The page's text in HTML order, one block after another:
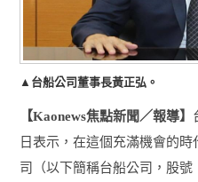
▲台船公司董事長黃正弘。
【Kaonews焦點新聞／報導】
日表示，在這個充滿機會的
司（以下簡稱台船公司，股號